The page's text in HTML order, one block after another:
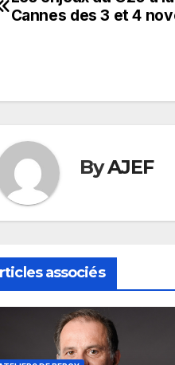
Cannes des 3 et 4
ByAJEF
associés